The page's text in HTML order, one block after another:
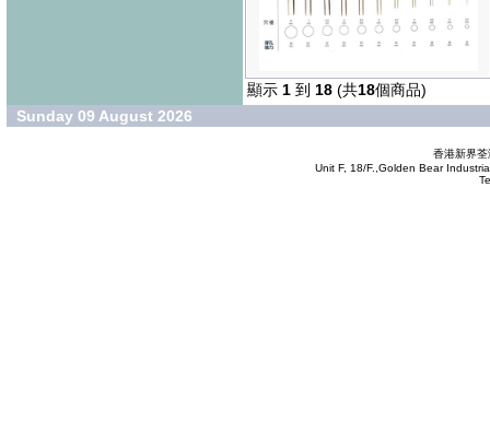
顯示 1 到 18 (共18個商品)
Sunday 09 August 2026
香港新界
Unit F, 18/F.,Golden Bear